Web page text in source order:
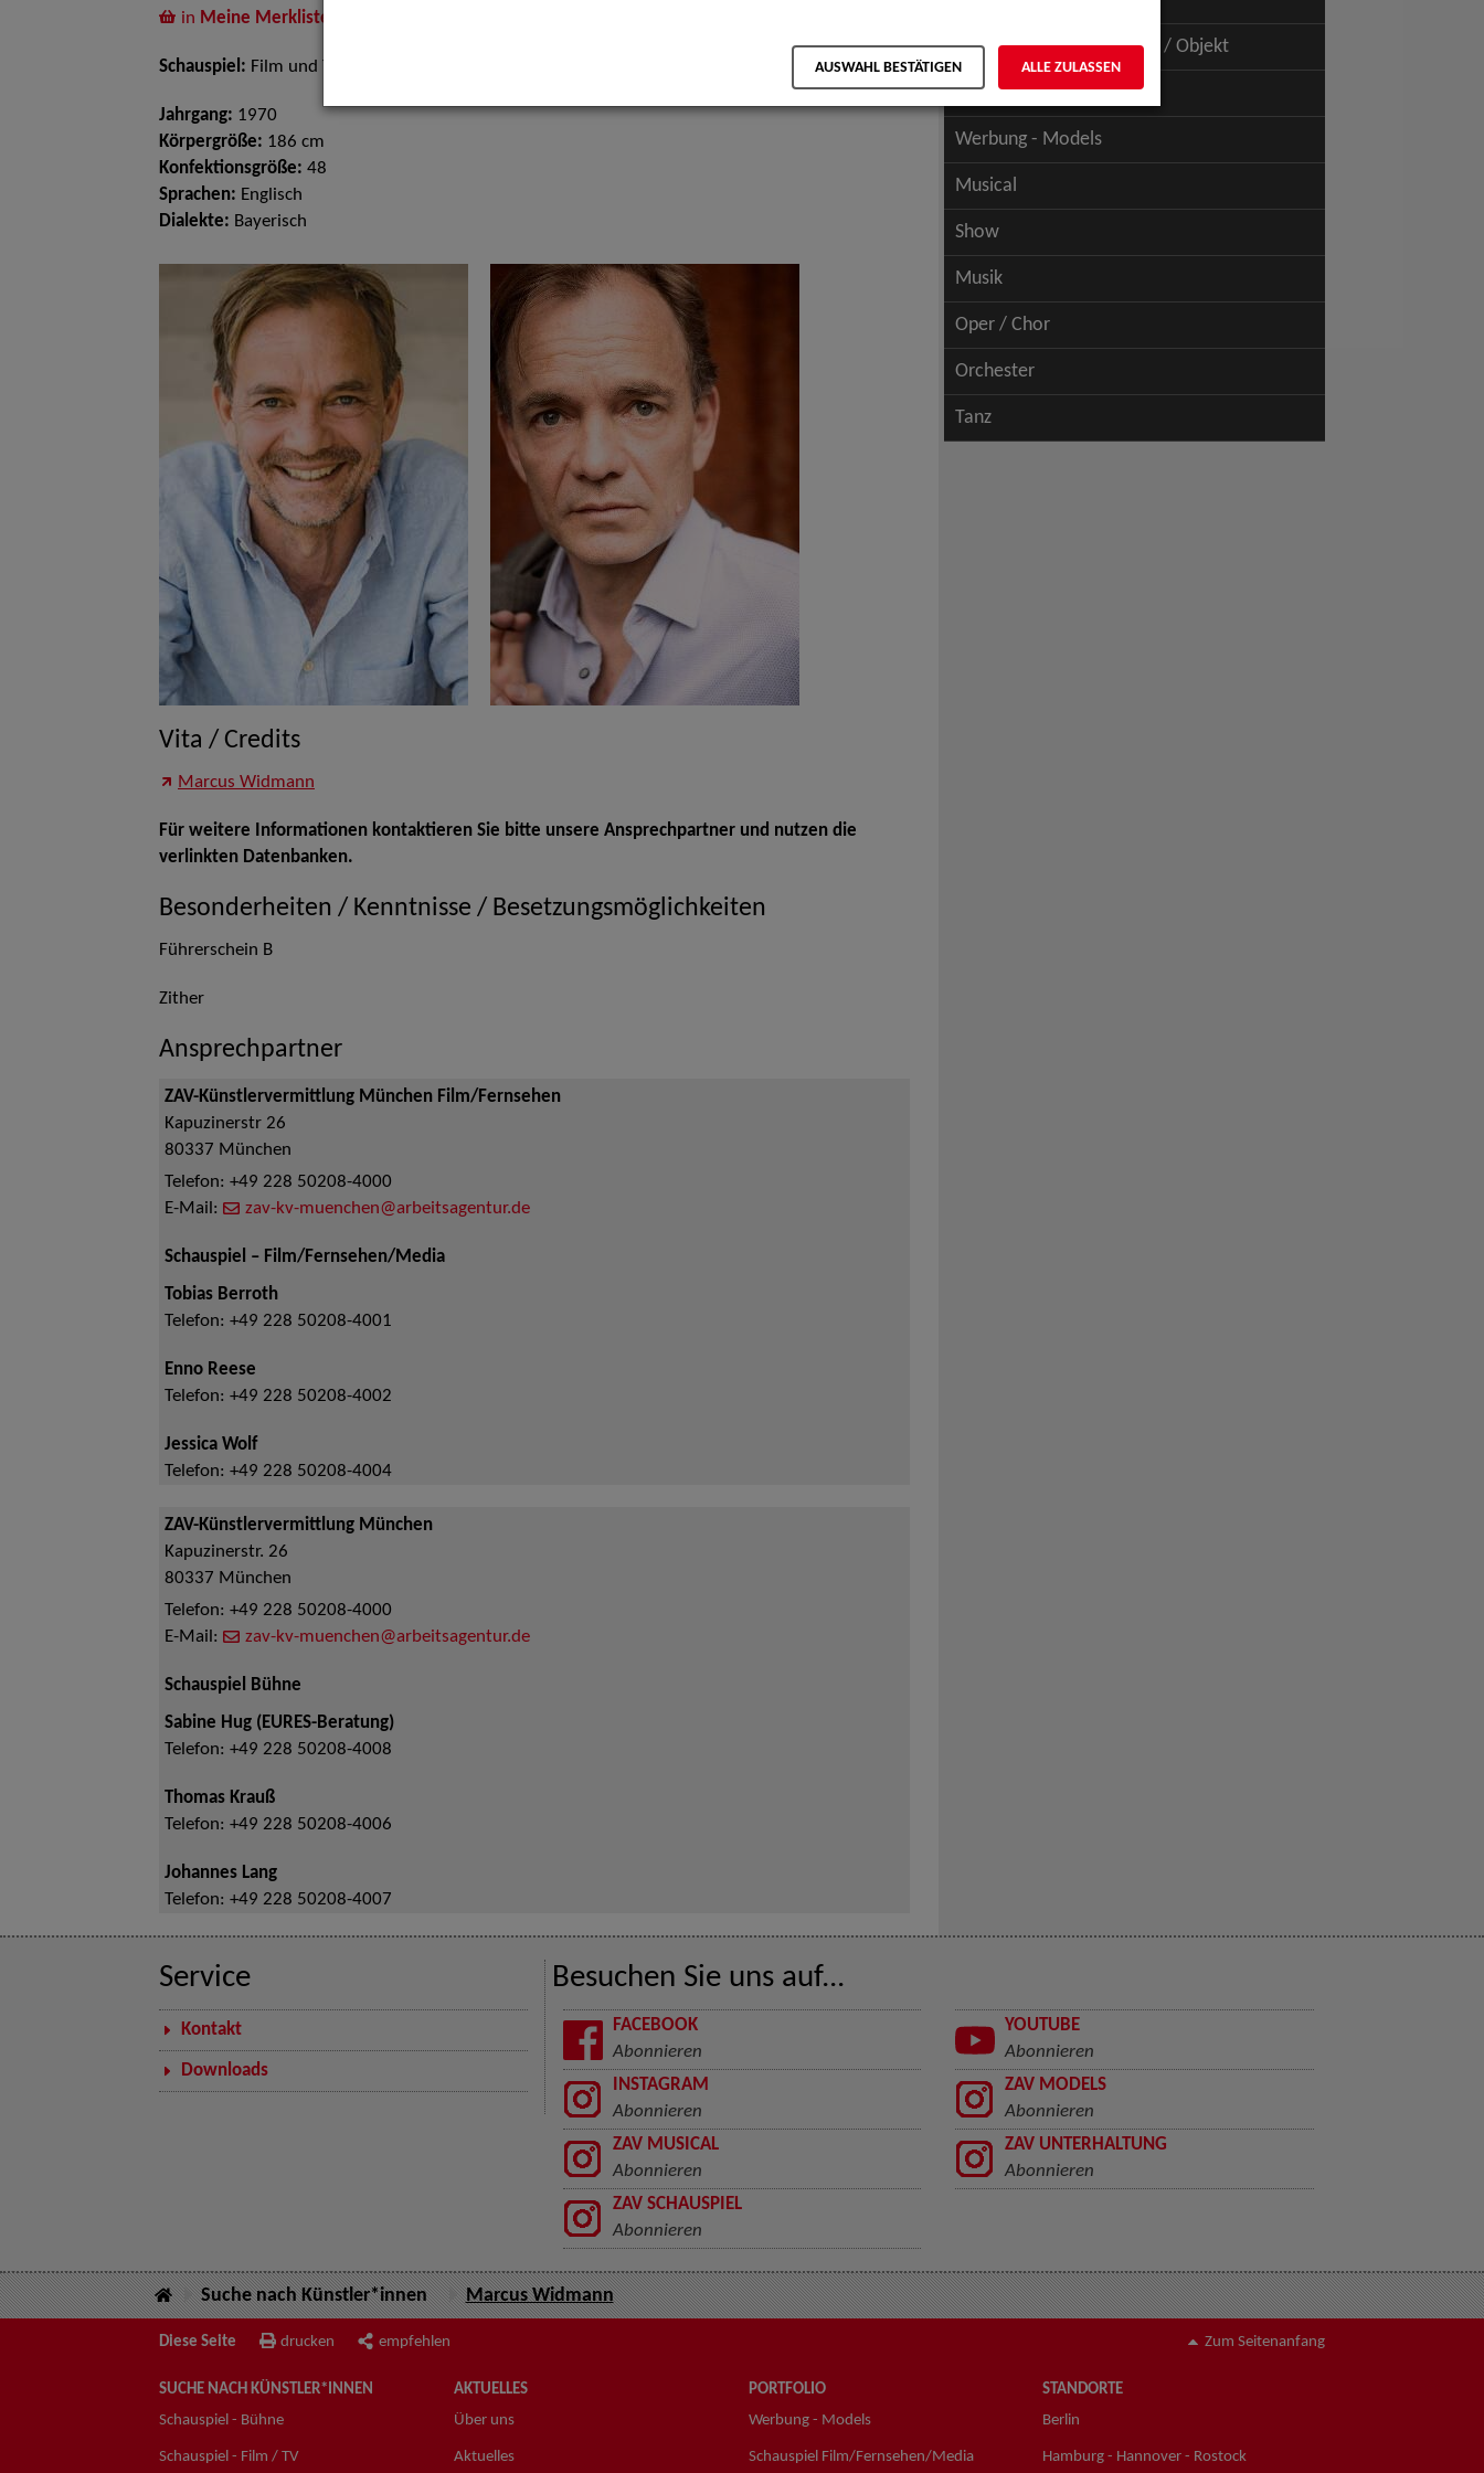
in Meine Merkliste
Schauspiel: Film und TV, Bühne
Jahrgang: 1970
Körpergröße: 186 cm
Konfektionsgröße: 48
Sprachen: Englisch
Dialekte: Bayerisch
Vita / Credits
Marcus Widmann
Für weitere Informationen kontaktieren Sie bitte unsere Ansprechpartner und nutzen die
verlinkten Datenbanken.
Besonderheiten / Kenntnisse / Besetzungsmöglichkeiten
Führerschein B
Zither
Ansprechpartner
ZAV-Künstlervermittlung München Film/Fernsehen
Kapuzinerstr 26
80337 München
Telefon: +49 228 50208-4000
E-Mail:
zav-kv-muenchen@arbeitsagentur.de
Schauspiel – Film/Fernsehen/Media
Tobias Berroth
Telefon: +49 228 50208-4001
Enno Reese
Telefon: +49 228 50208-4002
Jessica Wolf
Telefon: +49 228 50208-4004
ZAV-Künstlervermittlung München
Kapuzinerstr. 26
80337 München
Telefon: +49 228 50208-4000
E-Mail:
zav-kv-muenchen@arbeitsagentur.de
Schauspiel Bühne
Sabine Hug (EURES-Beratung)
Telefon: +49 228 50208-4008
Thomas Krauß
Telefon: +49 228 50208-4006
Johannes Lang
Telefon: +49 228 50208-4007
Schauspiel - Figur / Puppe / Objekt
Werbung - Talents
Werbung - Models
Musical
Show
Musik
Oper / Chor
Orchester
Tanz
Service
Kontakt
Downloads
Besuchen Sie uns auf...
FACEBOOK
Abonnieren
YOUTUBE
Abonnieren
INSTAGRAM
Abonnieren
ZAV MODELS
Abonnieren
ZAV MUSICAL
Abonnieren
ZAV UNTERHALTUNG
Abonnieren
ZAV SCHAUSPIEL
Abonnieren
Suche nach Künstler*innen Marcus Widmann
Diese Seite drucken empfehlen Zum Seitenanfang
SUCHE NACH KÜNSTLER*INNEN
Schauspiel - Bühne
Schauspiel - Film / TV
AKTUELLES
Über uns
Aktuelles
PORTFOLIO
Werbung - Models
Schauspiel Film/Fernsehen/Media
STANDORTE
Berlin
Hamburg - Hannover - Rostock
AUSWAHL BESTÄTIGEN ALLE ZULASSEN